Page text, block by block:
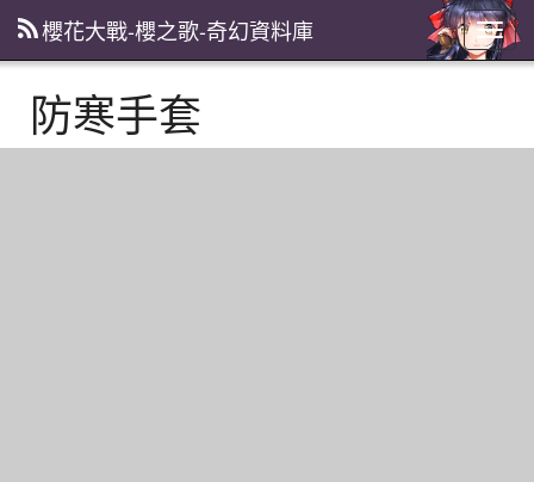
主
選
櫻花大戰-櫻之歌-奇幻資料庫
防寒手套